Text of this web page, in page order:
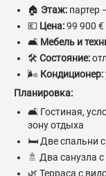
🏠 Этаж: партер
💶 Цена:99 900
🛋 Мебель и
🛠 Состояние:
🌬 Кондиционер:
Планировка:
🛋 Гостиная,
зону отдыха
🛏 Две спальни
🚿 Два санузла
🌿 Терраса с